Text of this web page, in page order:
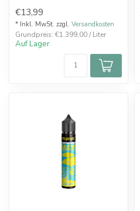
Geschmack...
€13,99
* Inkl. MwSt. zzgl. Versandkosten
Grundpreis: €1.399,00 / Liter
Auf Lager